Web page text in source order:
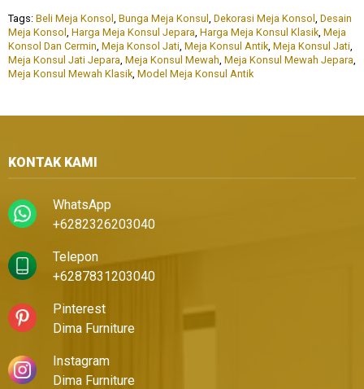
Tags: Beli Meja Konsol , Bunga Meja Konsul , Dekorasi Meja Konsol , Desain
Meja Konsol , Harga Meja Konsul Jepara, Harga Meja Konsul Klasik, Meja
Konsol Dan Cermin, Meja Konsol Jati, Meja Konsul Antik, Meja Konsul Jati,
Meja Konsul Jati Jepara, Meja Konsul Mewah, Meja Konsul Mewah Jepara,
Meja Konsul Mewah Klasik, Model Meja Konsul Antik
KONTAK KAMI
WhatsApp
+6282326203040
Telepon
+6287831203040
Pinterest
Dima Furniture
Instagram
Dima Furniture